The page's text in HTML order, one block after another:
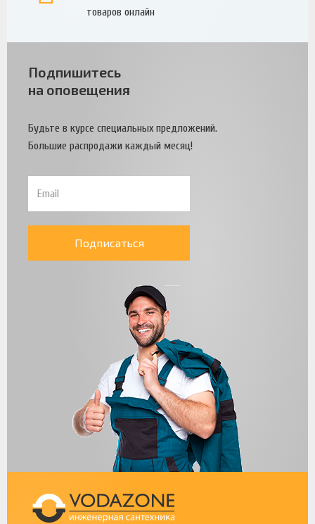
товаров онлайн
Подпишитесь
на оповещения
Будьте в курсе специальных предложений.
Большие распродажи каждый месяц!
Подписаться